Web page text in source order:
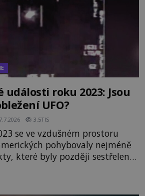
události roku 2023: Jsou
UFO?
3.5TIS
se ve vzdušném prostoru
pohybovaly nejméně
které byly později sestřeleny.
trosky těchto létajících
že šlo o nějaké nové